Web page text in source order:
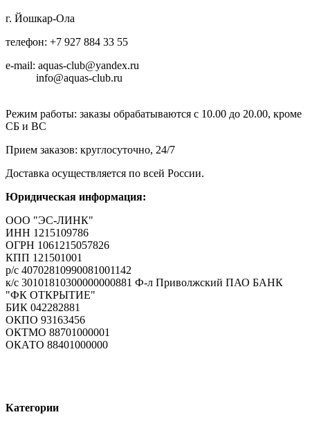
г. Йошкар-Ола
телефон: +7 927 884 33 55
e-mail: aquas-club@yandex.ru
info@aquas-club.ru
Режим работы: заказы обрабатываются с 10.00 до 20.00, кроме
СБ и ВС
Прием заказов: круглосуточно, 24/7
Доставка осуществляется по всей России.
Юридическая информация:
ООО "ЭС-ЛИНК"
ИНН 1215109786
ОГРН 1061215057826
КПП 121501001
р/с 40702810990081001142
к/с 30101810300000000881 Ф-л Приволжский ПАО БАНК
"ФК ОТКРЫТИЕ"
БИК 042282881
ОКПО 93163456
ОКТМО 88701000001
ОКАТО 88401000000
Категории